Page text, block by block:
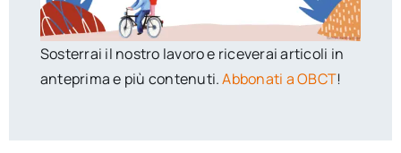
Sosterrai il nostro lavoro e riceverai articoli in
anteprima e più contenuti.Abbonati a OBCT!